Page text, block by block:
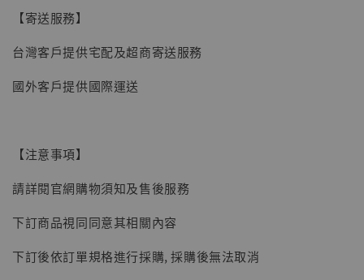
【寄送服務】
台灣客戶提供宅配及超商寄送服務
國外客戶提供國際運送
【注意事項】
請詳閱官網購物須知及售後服務
下訂商品視同同意其相關內容
下訂後依訂單規格進行採購, 採購後無法取消